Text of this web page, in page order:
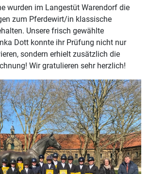
wurden im Langestüt Warendorf die
zum Pferdewirt/in klassische
Unsere frisch gewählte
Dott konnte ihr Prüfung nicht nur
sondern erhielt zusätzlich die
Wir gratulieren sehr herzlich!